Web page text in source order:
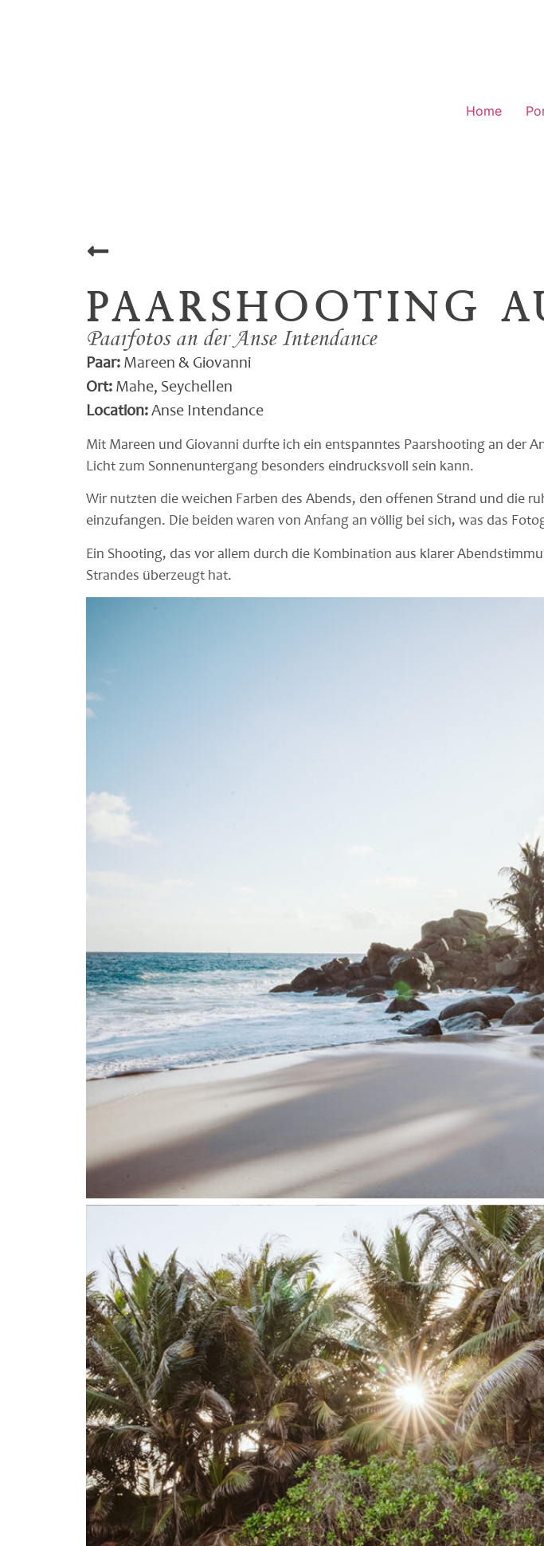
Home
Paarshooting
Paarfotos an der Anse Intendance
Paar:Mareen & Giovanni
Ort:Mahe, Seychellen
Location:Anse Intendance
Mit Mareen und Giovanni durfte ich ein entspanntes Paarshooting an der
Licht zum Sonnenuntergang besonders eindrucksvoll sein kann.
Wir nutzten die weichen Farben des Abends, den offenen Strand und die
einzufangen. Die beiden waren von Anfang an völlig bei sich, was das
Ein Shooting, das vor allem durch die Kombination aus klarer
Strandes überzeugt hat.